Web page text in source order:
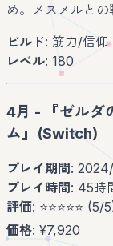
め。メスメルと
ビルド: 筋力/信仰
レベル: 180
4月 - 『ゼルダ
ム』(Switch)
プレイ期間:
プレイ時間: 45時
評価: ⭐️⭐️⭐️⭐️⭐️ (5/
価格: ¥7,920